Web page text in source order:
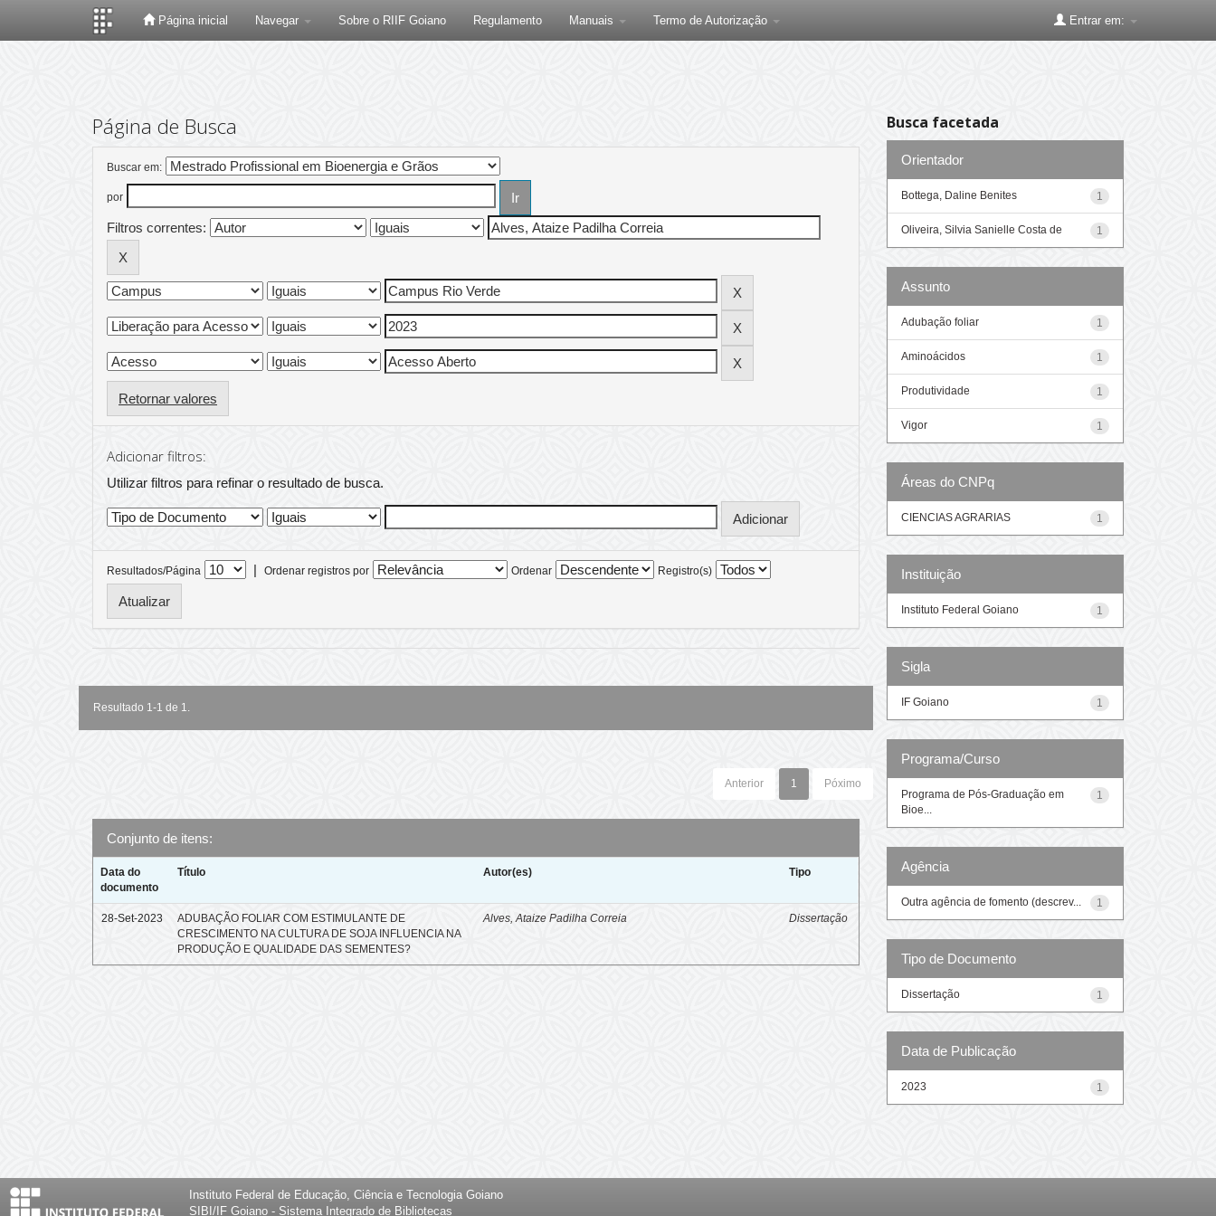
Página inicial Navegar Sobre o RIIF Goiano Regulamento Manuais Termo de Autorização Entrar em:
Página de Busca
Buscar em:
por
Filtros correntes:
Retornar valores
Adicionar filtros:
Utilizar filtros para refinar o resultado de busca.
Resultados/Página | Ordenar registros por Ordenar Registro(s)
Resultado 1-1 de 1.
Anterior 1 Póximo
Conjunto de itens:
Data do
documento
Título Autor(es) Tipo
28-Set-2023
ADUBAÇÃO FOLIAR COM ESTIMULANTE DE
CRESCIMENTO NA CULTURA DE SOJA INFLUENCIA NA
PRODUÇÃO E QUALIDADE DAS SEMENTES?
Alves, Ataize Padilha Correia Dissertação
Busca facetada
Orientador
1
Bottega, Daline Benites
1
Oliveira, Silvia Sanielle Costa de
Assunto
1
Adubação foliar
1
Aminoácidos
1
Produtividade
1
Vigor
Áreas do CNPq
1
CIENCIAS AGRARIAS
Instituição
1
Instituto Federal Goiano
Sigla
1
IF Goiano
Programa/Curso
1
Programa de Pós-Graduação em
Bioe...
Agência
1
Outra agência de fomento (descrev...
Tipo de Documento
1
Dissertação
Data de Publicação
1
2023
Instituto Federal de Educação, Ciência e Tecnologia Goiano
SIBI/IF Goiano - Sistema Integrado de Bibliotecas